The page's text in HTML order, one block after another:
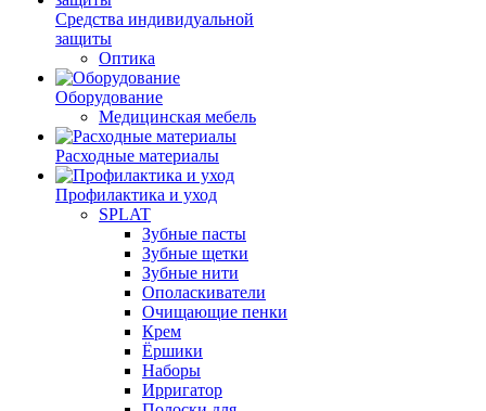
Средства индивидуальной
защиты
Оптика
Оборудование
Медицинская мебель
Расходные материалы
Профилактика и уход
SPLAT
Зубные пасты
Зубные щетки
Зубные нити
Ополаскиватели
Очищающие пенки
Крем
Ёршики
Наборы
Ирригатор